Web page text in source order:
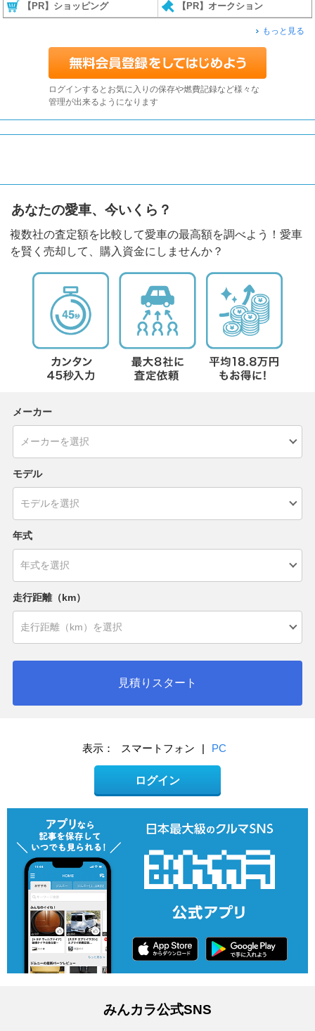
【PR】ショッピング 【PR】オークション
もっと見る
ログインするとお気に入りの保存や燃費記録など様々な
管理が出来るようになります
あなたの愛車、今いくら？
複数社の査定額を比較して愛車の最高額を調べよう！愛車
を賢く売却して、購入資金にしませんか？
メーカー
モデル
年式
走行距離（km）
見積りスタート
表示： スマートフォン | PC
ログイン
みんカラ公式SNS